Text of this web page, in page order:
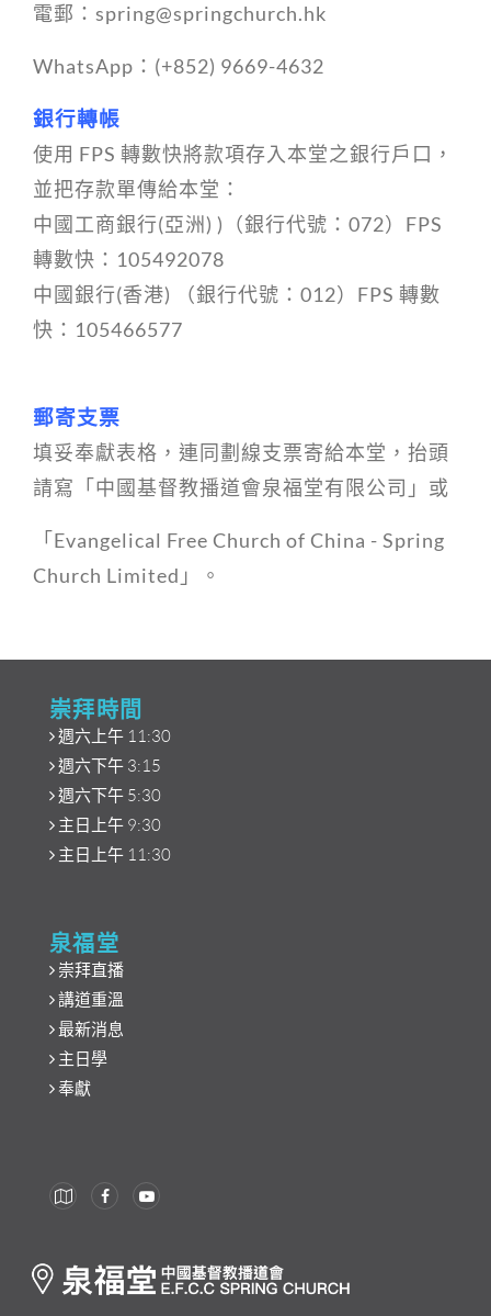
電郵：spring@springchurch.hk
WhatsApp： (+852) 9669-4632
銀行轉帳
使用 FPS 轉數快將款項存入本堂之銀行戶口，
並把存款單傳給本堂：
中國工商銀行(亞洲) )（銀行代號：072）FPS
轉數快：105492078
中國銀行(香港) （銀行代號：012）FPS 轉數
快：105466577
郵寄支票
填妥奉獻表格，連同劃線支票寄給本堂，抬頭
請寫「中國基督教播道會泉福堂有限公司」或
「Evangelical Free Church of China - Spring
Church Limited」。
崇拜時間
週六上午 11:30
週六下午 3:15
週六下午 5:30
主日上午 9:30
主日上午 11:30
泉福堂
崇拜直播
講道重溫
最新消息
主日學
奉獻